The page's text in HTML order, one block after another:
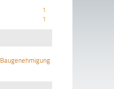
1
1
Baugenehmigung